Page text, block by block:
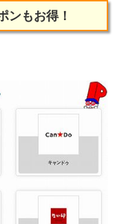
ンもお得！